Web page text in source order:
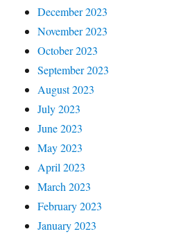
December 2023
November 2023
October 2023
September 2023
August 2023
July 2023
June 2023
May 2023
April 2023
March 2023
February 2023
January 2023